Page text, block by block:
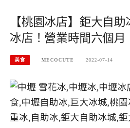
【桃園冰店】鉅大自
冰店！營業時間六個月
美食 MECOCUTE 2022-07-14